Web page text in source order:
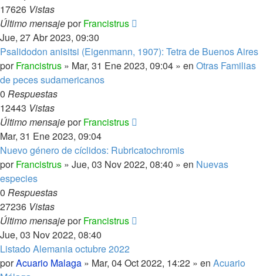
17626 Vistas
Último mensajeporFrancistrus
Jue, 27 Abr 2023, 09:30
Psalidodon anisitsi (Eigenmann, 1907): Tetra de Buenos Aires
porFrancistrus » Mar, 31 Ene 2023, 09:04 » en Otras Familias
de peces sudamericanos
0 Respuestas
12443 Vistas
Último mensajeporFrancistrus
Mar, 31 Ene 2023, 09:04
Nuevo género de cíclidos: Rubricatochromis
porFrancistrus » Jue, 03 Nov 2022, 08:40 » en Nuevas
especies
0 Respuestas
27236 Vistas
Último mensajeporFrancistrus
Jue, 03 Nov 2022, 08:40
Listado Alemania octubre 2022
porAcuario Malaga » Mar, 04 Oct 2022, 14:22 » en Acuario